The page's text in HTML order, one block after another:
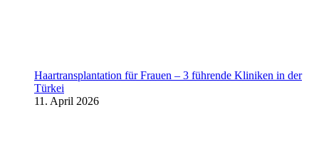
Haartransplantation für Frauen – 3 führende Kliniken in der
Türkei
11. April 2026